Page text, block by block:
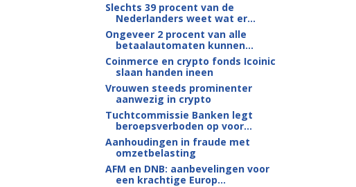
Slechts 39 procent van de
Nederlanders weet wat er...
Ongeveer 2 procent van alle
betaalautomaten kunnen...
Coinmerce en crypto fonds Icoinic
slaan handen ineen
Vrouwen steeds prominenter
aanwezig in crypto
Tuchtcommissie Banken legt
beroepsverboden op voor...
Aanhoudingen in fraude met
omzetbelasting
AFM en DNB: aanbevelingen voor
een krachtige Europ...